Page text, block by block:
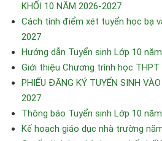
KHỐI 10 NĂM 2026-2027
Cách tính điểm xét tuyển học bạ
2027
Hướng dẫn Tuyển sinh Lớp 10
Giới thiệu Chương trình học THPT
PHIẾU ĐĂNG KÝ TUYỂN SINH
2027
Thông báo Tuyển sinh Lớp 10
Kế hoạch giáo dục nhà trường